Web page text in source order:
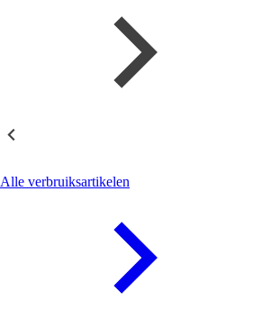
Alle verbruiksartikelen